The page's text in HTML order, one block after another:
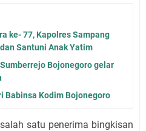
ke- 77, Kapolres Sampang
Santuni Anak Yatim
Bojonegoro gelar
Babinsa Kodim Bojonegoro
satu penerima bingkisan